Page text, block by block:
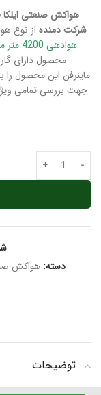
شرکت دمنده از نوع
هوادهی 4200 متر مکعب بر ساعت و دور موتور 1350
محصول دارای گارانتی ۱۸ ماهه تعمیر از شرکت
ماینرفن این محصول را
جهت بررسی تمامی
دسته: هواکش
توضیحات